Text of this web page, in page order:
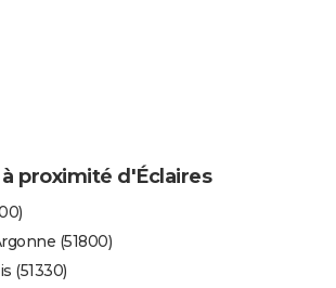
proximité d'Éclaires
(51800)
(51330)